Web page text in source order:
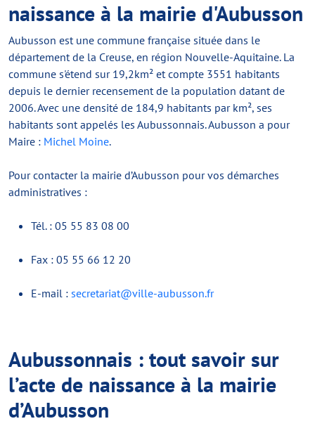
naissance à la mairie d'Aubusson
Aubusson est une commune française située dans le
département de la Creuse, en région Nouvelle-Aquitaine. La
commune s'étend sur 19,2km² et compte 3551 habitants
depuis le dernier recensement de la population datant de
2006. Avec une densité de 184,9 habitants par km², ses
habitants sont appelés les Aubussonnais. Aubusson a pour
Maire : Michel Moine.
Pour contacter la mairie d’Aubusson pour vos démarches
administratives :
Tél. : 05 55 83 08 00
Fax : 05 55 66 12 20
E-mail : secretariat@ville-aubusson.fr
Aubussonnais : tout savoir sur
l’acte de naissance à la mairie
d’Aubusson